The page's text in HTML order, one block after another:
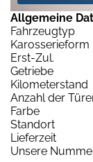
Allgemeine
Fahrzeugtyp
Karosserieform
Erst-Zul.
Getriebe
Kilometerstand
Anzahl der
Farbe
Standort
Lieferzeit
Unsere